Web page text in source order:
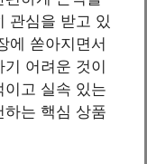
관심을 받고 있
에 쏟아지면서
어려운 것이
고 실속 있는
하는 핵심 상품